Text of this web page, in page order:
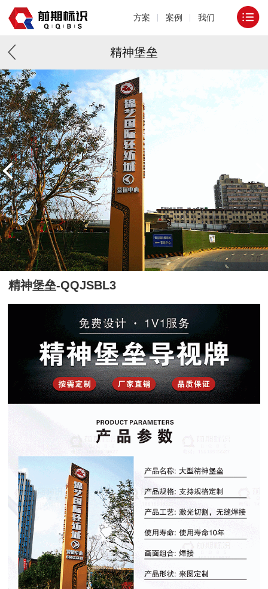
方案 案例 我们
精神堡垒
1 /1
精神堡垒-QQJSBL3